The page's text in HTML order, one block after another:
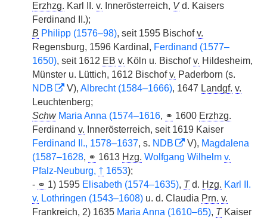
Erzhzg. Karl II. v. Innerösterreich, Vd. Kaisers
Ferdinand II.);
B Philipp (1576–98), seit 1595 Bischofv.
Regensburg, 1596 Kardinal, Ferdinand (1577–
1650), seit 1612 EB v. Köln u. Bischofv. Hildesheim,
Münster u. Lüttich, 1612 Bischofv. Paderborn (s.
NDB
V), Albrecht (1584–1666), 1647 Landgf. v.
Leuchtenberg;
Schw Maria Anna (1574–1616, ⚭ 1600 Erzhzg.
Ferdinand v. Innerösterreich, seit 1619 Kaiser
Ferdinand II., 1578–1637, s. NDB V), Magdalena
(1587–1628, ⚭ 1613 Hzg. Wolfgang Wilhelm v.
Pfalz-Neuburg, † 1653);
- ⚭ 1) 1595 Elisabeth (1574–1635), Td. Hzg. Karl II.
v. Lothringen (1543–1608) u. d. Claudia Prn. v.
Frankreich, 2) 1635 Maria Anna (1610–65), TKaiser